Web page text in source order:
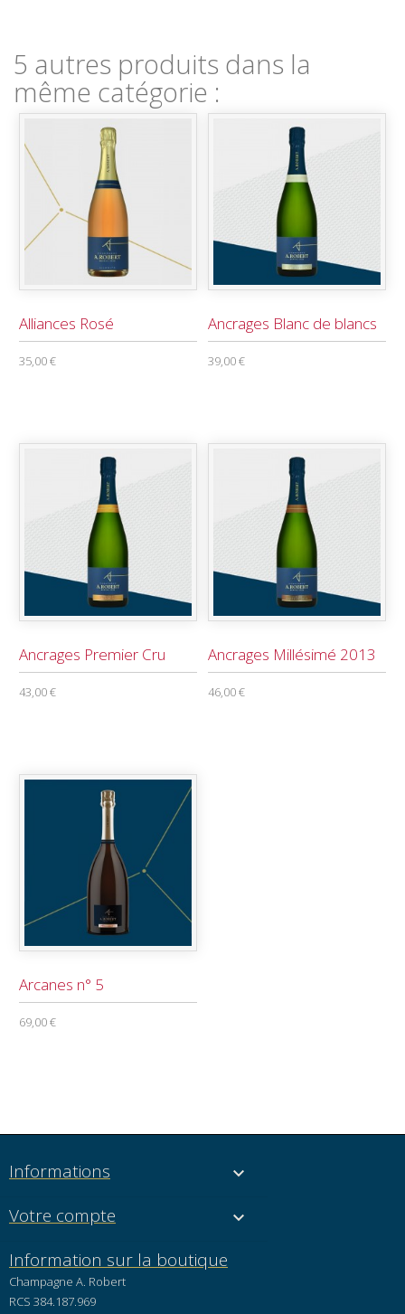
5 autres produits dans la
même catégorie :
Alliances Rosé
35,00 €
Ancrages Blanc de blancs
39,00 €
Ancrages Premier Cru
43,00 €
Ancrages Millésimé 2013
46,00 €
Arcanes n° 5
69,00 €
Informations 
Votre compte 
Information sur la boutique
Champagne A. Robert
RCS 384.187.969